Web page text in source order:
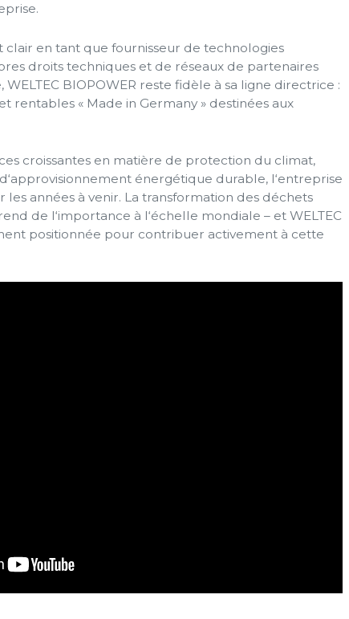
clair en tant que fournisseur de technologies
droits techniques et de réseaux de partenaires
BIOPOWER reste fidèle à sa ligne directrice :
rentables « Made in Germany » destinées aux
croissantes en matière de protection du climat,
énergétique durable, l‘entreprise
années à venir. La transformation des déchets
de l‘importance à l‘échelle mondiale – et WELTEC
positionnée pour contribuer activement à cette